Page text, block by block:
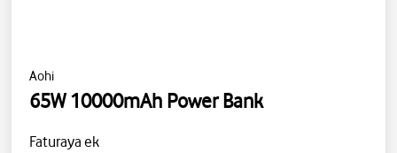
Aohi
65W 10000mAh Power Bank
Faturaya ek